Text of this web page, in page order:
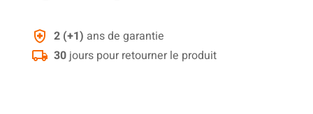
2 (+1) ans de garantie
30jours pour retourner le produit